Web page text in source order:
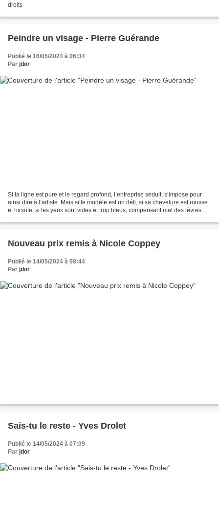
droits
Peindre un visage - Pierre Guérande
Publié le 16/05/2024 à 06:34
Par jdor
Si la ligne est pure et le regard profond, l’entreprise séduit, s’impose pour
ainsi dire à l’artiste. Mais si le modèle est un défi, si sa chevelure est rousse
et hirsute, si les yeux sont vides et trop bleus, compensant mal des lèvres
Nouveau prix remis à Nicole Coppey
Publié le 14/05/2024 à 08:44
Par jdor
Sais-tu le reste - Yves Drolet
Publié le 14/05/2024 à 07:09
Par jdor